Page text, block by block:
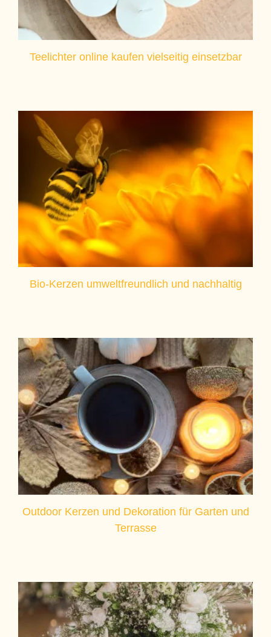
Teelichter online kaufen vielseitig einsetzbar
Bio-Kerzen umweltfreundlich und nachhaltig
Outdoor Kerzen und Dekoration für Garten und
Terrasse